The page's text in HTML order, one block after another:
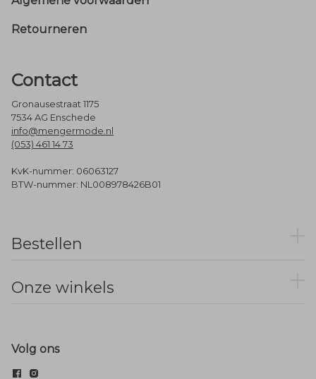
Retourneren
Contact
Gronausestraat 1175
7534 AG Enschede
info@mengermode.nl
(053) 461 14 73
KvK-nummer: 06063127
BTW-nummer: NL008978426B01
Bestellen
Onze winkels
Volg ons